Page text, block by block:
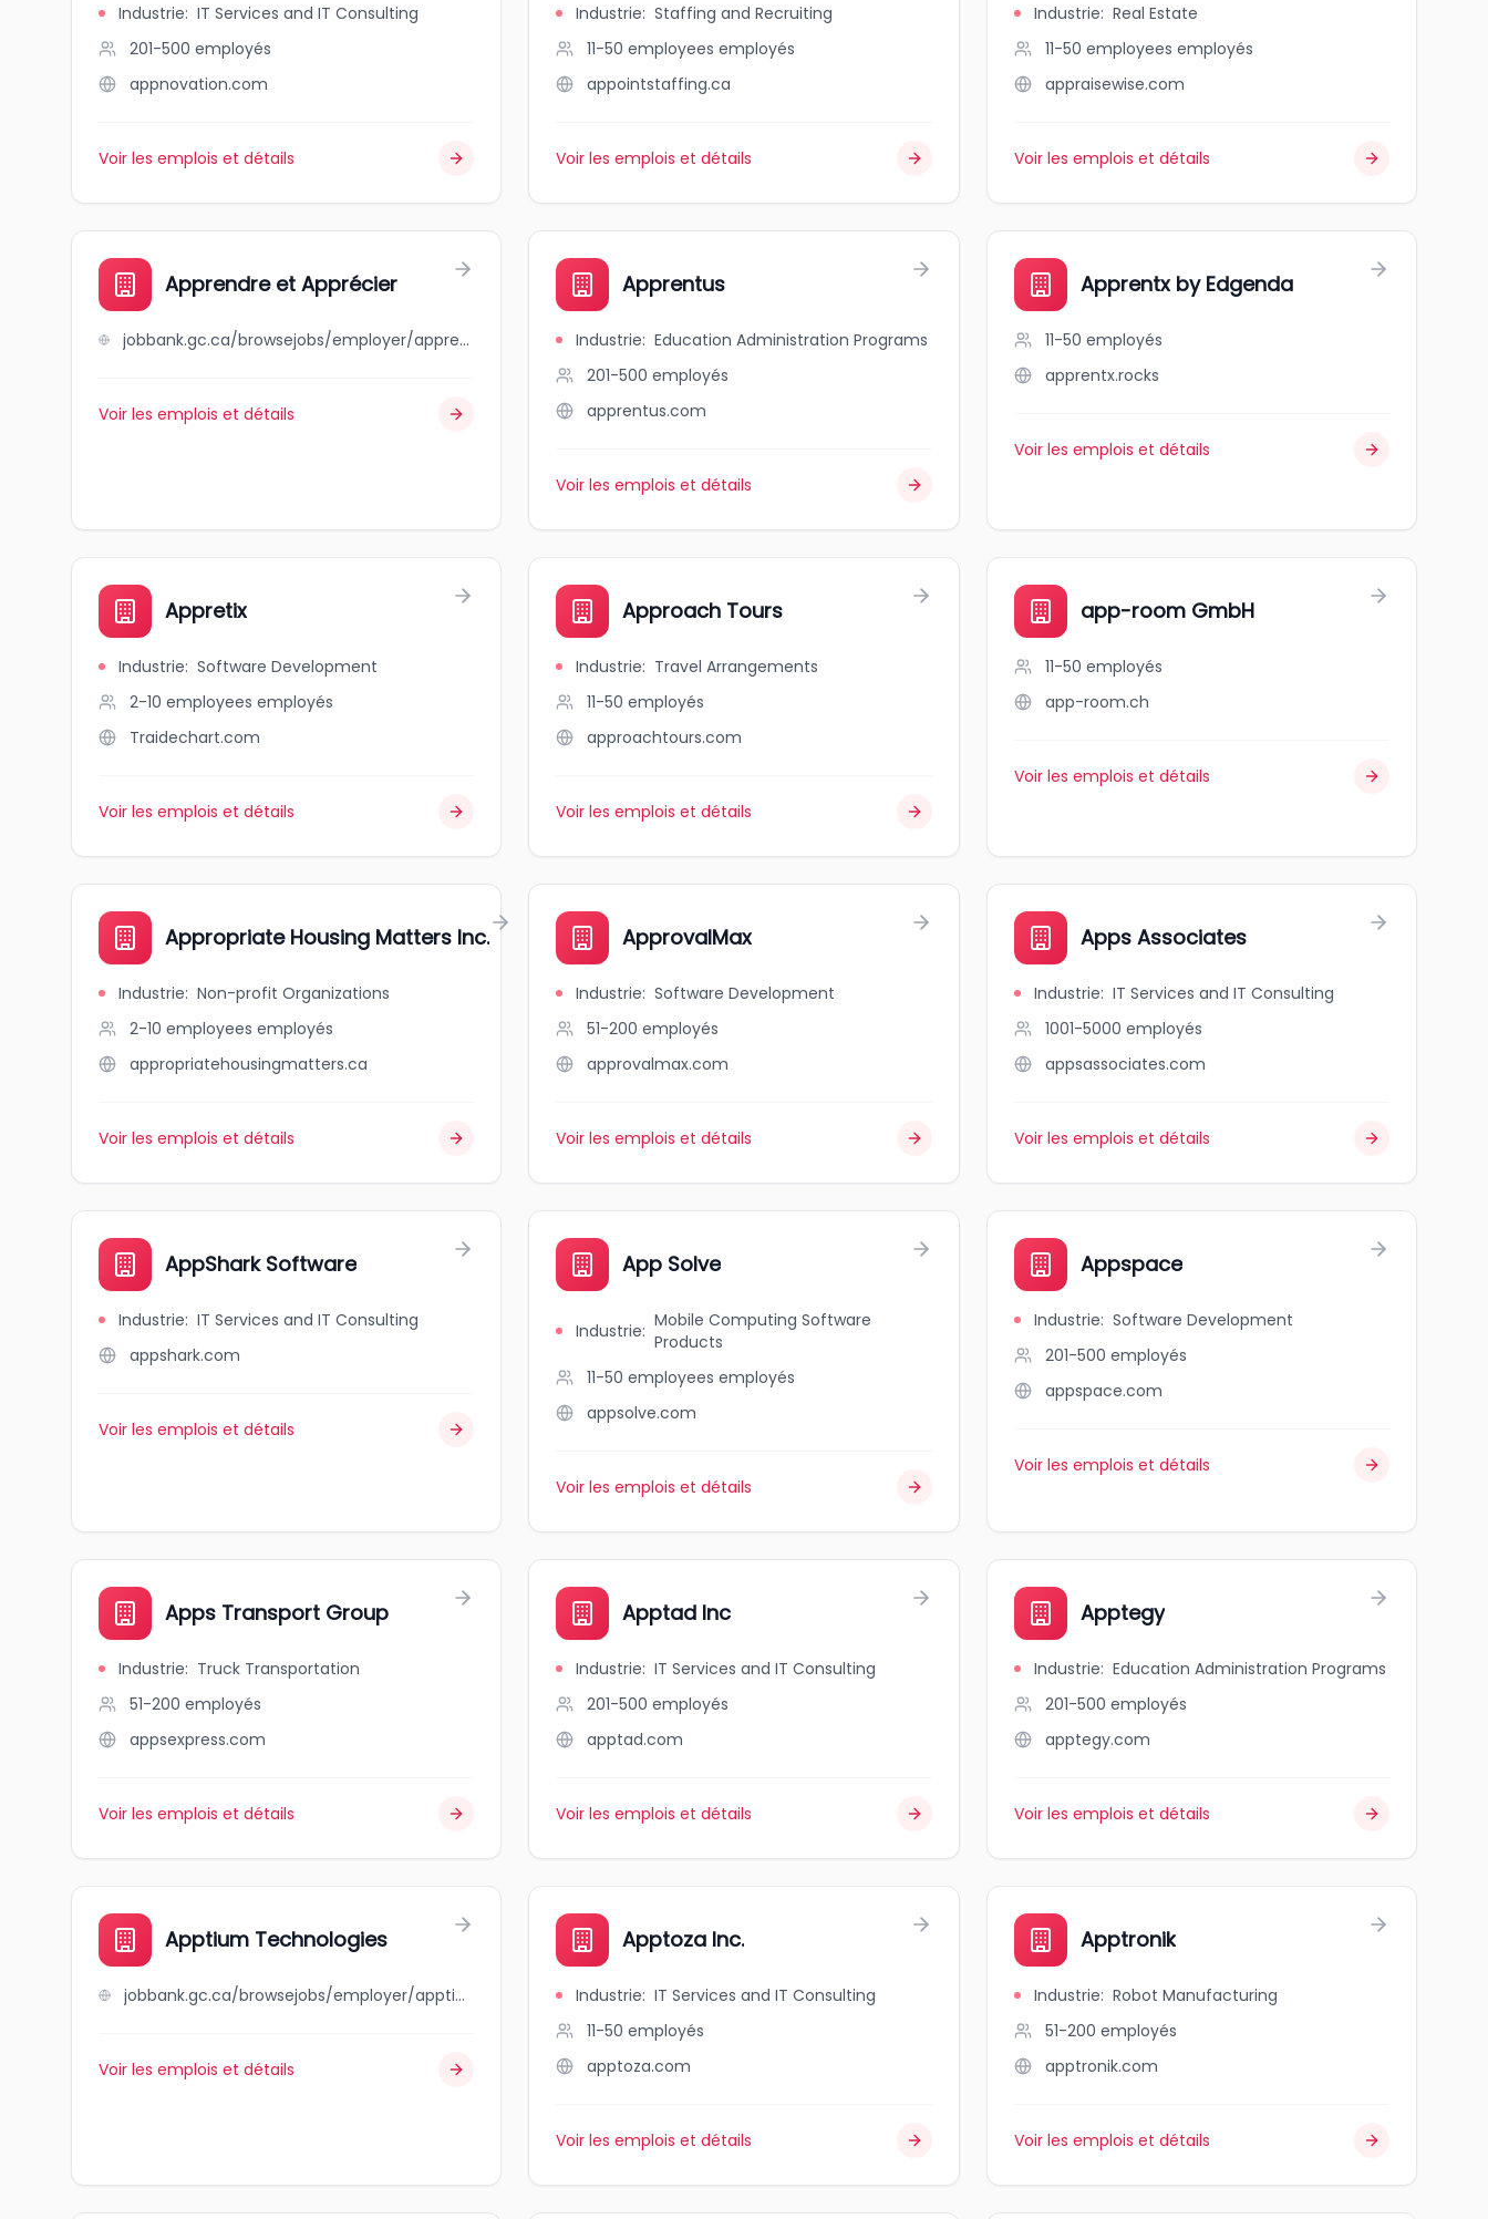
Industrie: IT Services and IT Consulting
201-500 employés
appnovation.com
Voir les emplois et détails
Industrie: Staffing and Recruiting
11-50 employees employés
appointstaffing.ca
Voir les emplois et détails
Industrie: Real Estate
11-50 employees employés
appraisewise.com
Voir les emplois et détails
Apprendre et Apprécier
jobbank.gc.ca/browsejobs/employer/apprendre+et+appr%C3%A9cier/ca
Voir les emplois et détails
Apprentus
Industrie: Education Administration Programs
201-500 employés
apprentus.com
Voir les emplois et détails
Apprentx by Edgenda
11-50 employés
apprentx.rocks
Voir les emplois et détails
Appretix
Industrie: Software Development
2-10 employees employés
Traidechart.com
Voir les emplois et détails
Approach Tours
Industrie: Travel Arrangements
11-50 employés
approachtours.com
Voir les emplois et détails
app-room GmbH
11-50 employés
app-room.ch
Voir les emplois et détails
Appropriate Housing Matters Inc.
Industrie: Non-profit Organizations
2-10 employees employés
appropriatehousingmatters.ca
Voir les emplois et détails
ApprovalMax
Industrie: Software Development
51-200 employés
approvalmax.com
Voir les emplois et détails
Apps Associates
Industrie: IT Services and IT Consulting
1001-5000 employés
appsassociates.com
Voir les emplois et détails
AppShark Software
Industrie: IT Services and IT Consulting
appshark.com
Voir les emplois et détails
App Solve
Industrie: Mobile Computing Software
Products
11-50 employees employés
appsolve.com
Voir les emplois et détails
Appspace
Industrie: Software Development
201-500 employés
appspace.com
Voir les emplois et détails
Apps Transport Group
Industrie: Truck Transportation
51-200 employés
appsexpress.com
Voir les emplois et détails
Apptad Inc
Industrie: IT Services and IT Consulting
201-500 employés
apptad.com
Voir les emplois et détails
Apptegy
Industrie: Education Administration Programs
201-500 employés
apptegy.com
Voir les emplois et détails
Apptium Technologies
jobbank.gc.ca/browsejobs/employer/apptium+technologies/ca
Voir les emplois et détails
Apptoza Inc.
Industrie: IT Services and IT Consulting
11-50 employés
apptoza.com
Voir les emplois et détails
Apptronik
Industrie: Robot Manufacturing
51-200 employés
apptronik.com
Voir les emplois et détails